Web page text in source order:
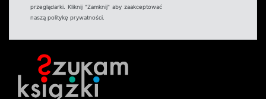
przeglądarki. Kliknij "Zamknij" aby zaakceptować
naszą politykę prywatności.